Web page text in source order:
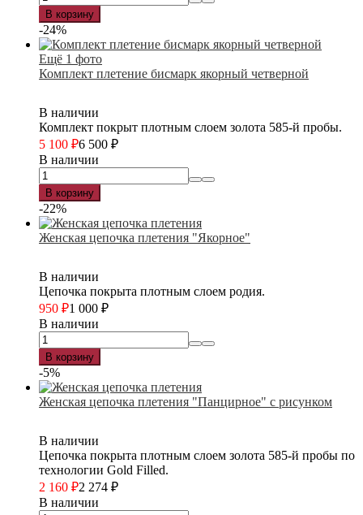
В корзину
-24%
Ещё 1 фото
Комплект плетение бисмарк якорный четверной
В наличии
Комплект покрыт плотным слоем золота 585-й пробы.
5 100 ₽6 500 ₽
В наличии
В корзину
-22%
Женская цепочка плетения "Якорное"
В наличии
Цепочка покрыта плотным слоем родия.
950 ₽1 000 ₽
В наличии
В корзину
-5%
Женская цепочка плетения "Панцирное" с рисунком
В наличии
Цепочка покрыта плотным слоем золота 585-й пробы по
технологии Gold Filled.
2 160 ₽2 274 ₽
В наличии